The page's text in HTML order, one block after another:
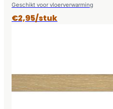
Geschikt voor vloerverwarming
€2,95/stuk